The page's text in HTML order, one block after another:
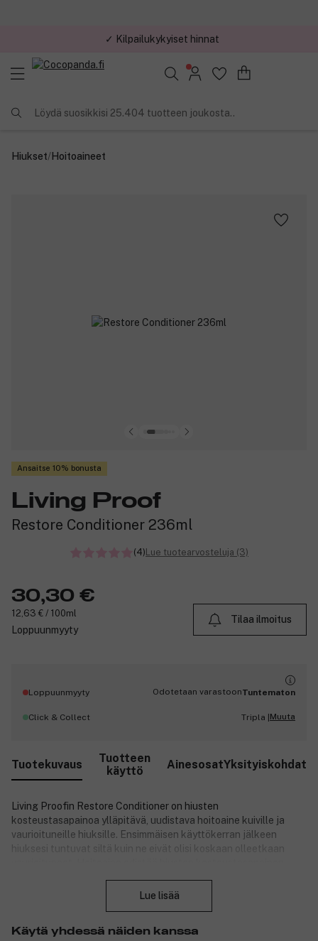
✓ Kilpailukykyiset hinnat
Löydä suosikkisi 25.404 tuotteen joukosta..
Hiukset/Hoitoaineet
Ansaitse 10% bonusta
Living Proof
Restore Conditioner 236ml
(4)Lue tuotearvosteluja (3)
30,30 €
12,63 € / 100ml
Loppuunmyyty
Tilaa ilmoitus
Loppuunmyyty Odotetaan varastoonTuntematon
Click & Collect Tripla |Muuta
Tuotekuvaus
Tuotteen
käyttö
AinesosatYksityiskohdat
Living Proofin Restore Conditioner on hiusten
kosteustasapainoa ylläpitävä, uudistava hoitoaine kuiville ja
vaurioituneille hiuksille. Ensimmäisen käyttökerran jälkeen
hiuksesi tuntuvat siltä kuin ne eivät olisi koskaan olleetkaan
välittömästi vahingoittuneita hiuskuituja siten, että hiukset
Lue lisää
Käytä yhdessä näiden kanssa